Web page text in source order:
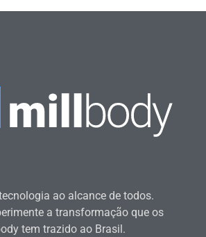
ao alcance de todos.
a transformação que os
tem trazido ao Brasil.